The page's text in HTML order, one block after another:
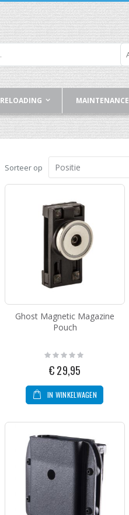
RELOADING MAINTENANCE
Sorteer op
Ghost Magnetic Magazine
Pouch
Rating:
0%
€ 29,95
IN WINKELWAGEN
Rating:
€ 29,95
€ 4,95
Rating:
0%
€ 77,95